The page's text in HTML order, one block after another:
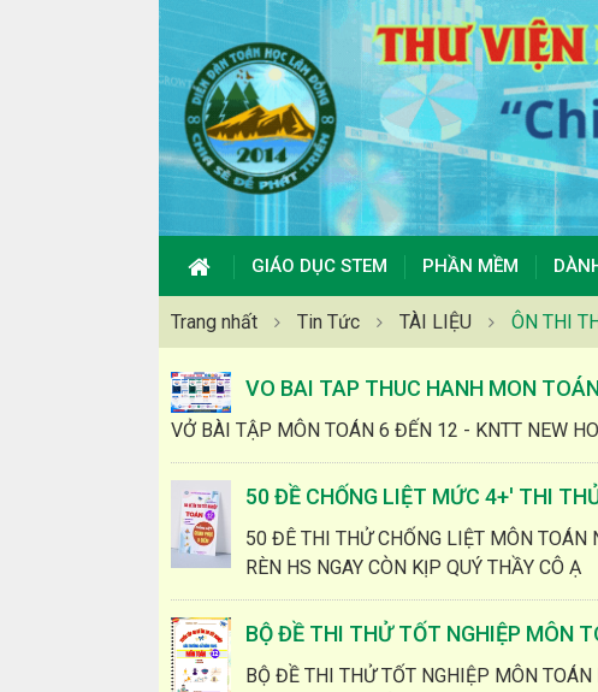
GIÁO DỤC STEM PHẦN MỀM
Trang nhất Tin Tức TÀI LIỆU ÔN THI
VO BAI TAP THUC HANH MON
VỞ BÀI TẬP MÔN TOÁN 6 ĐẾN 12 - KNTT NEW
50 ĐỀ CHỐNG LIỆT MỨC 4+' THI
50 ĐÊ THI THỬ CHỐNG LIỆT MÔN
RÈN HS NGAY CÒN KỊP QUÝ THẦY CÔ Ạ
BỘ ĐỀ THI THỬ TỐT NGHIỆP MÔN
BỘ ĐỀ THI THỬ TỐT NGHIỆP MÔN